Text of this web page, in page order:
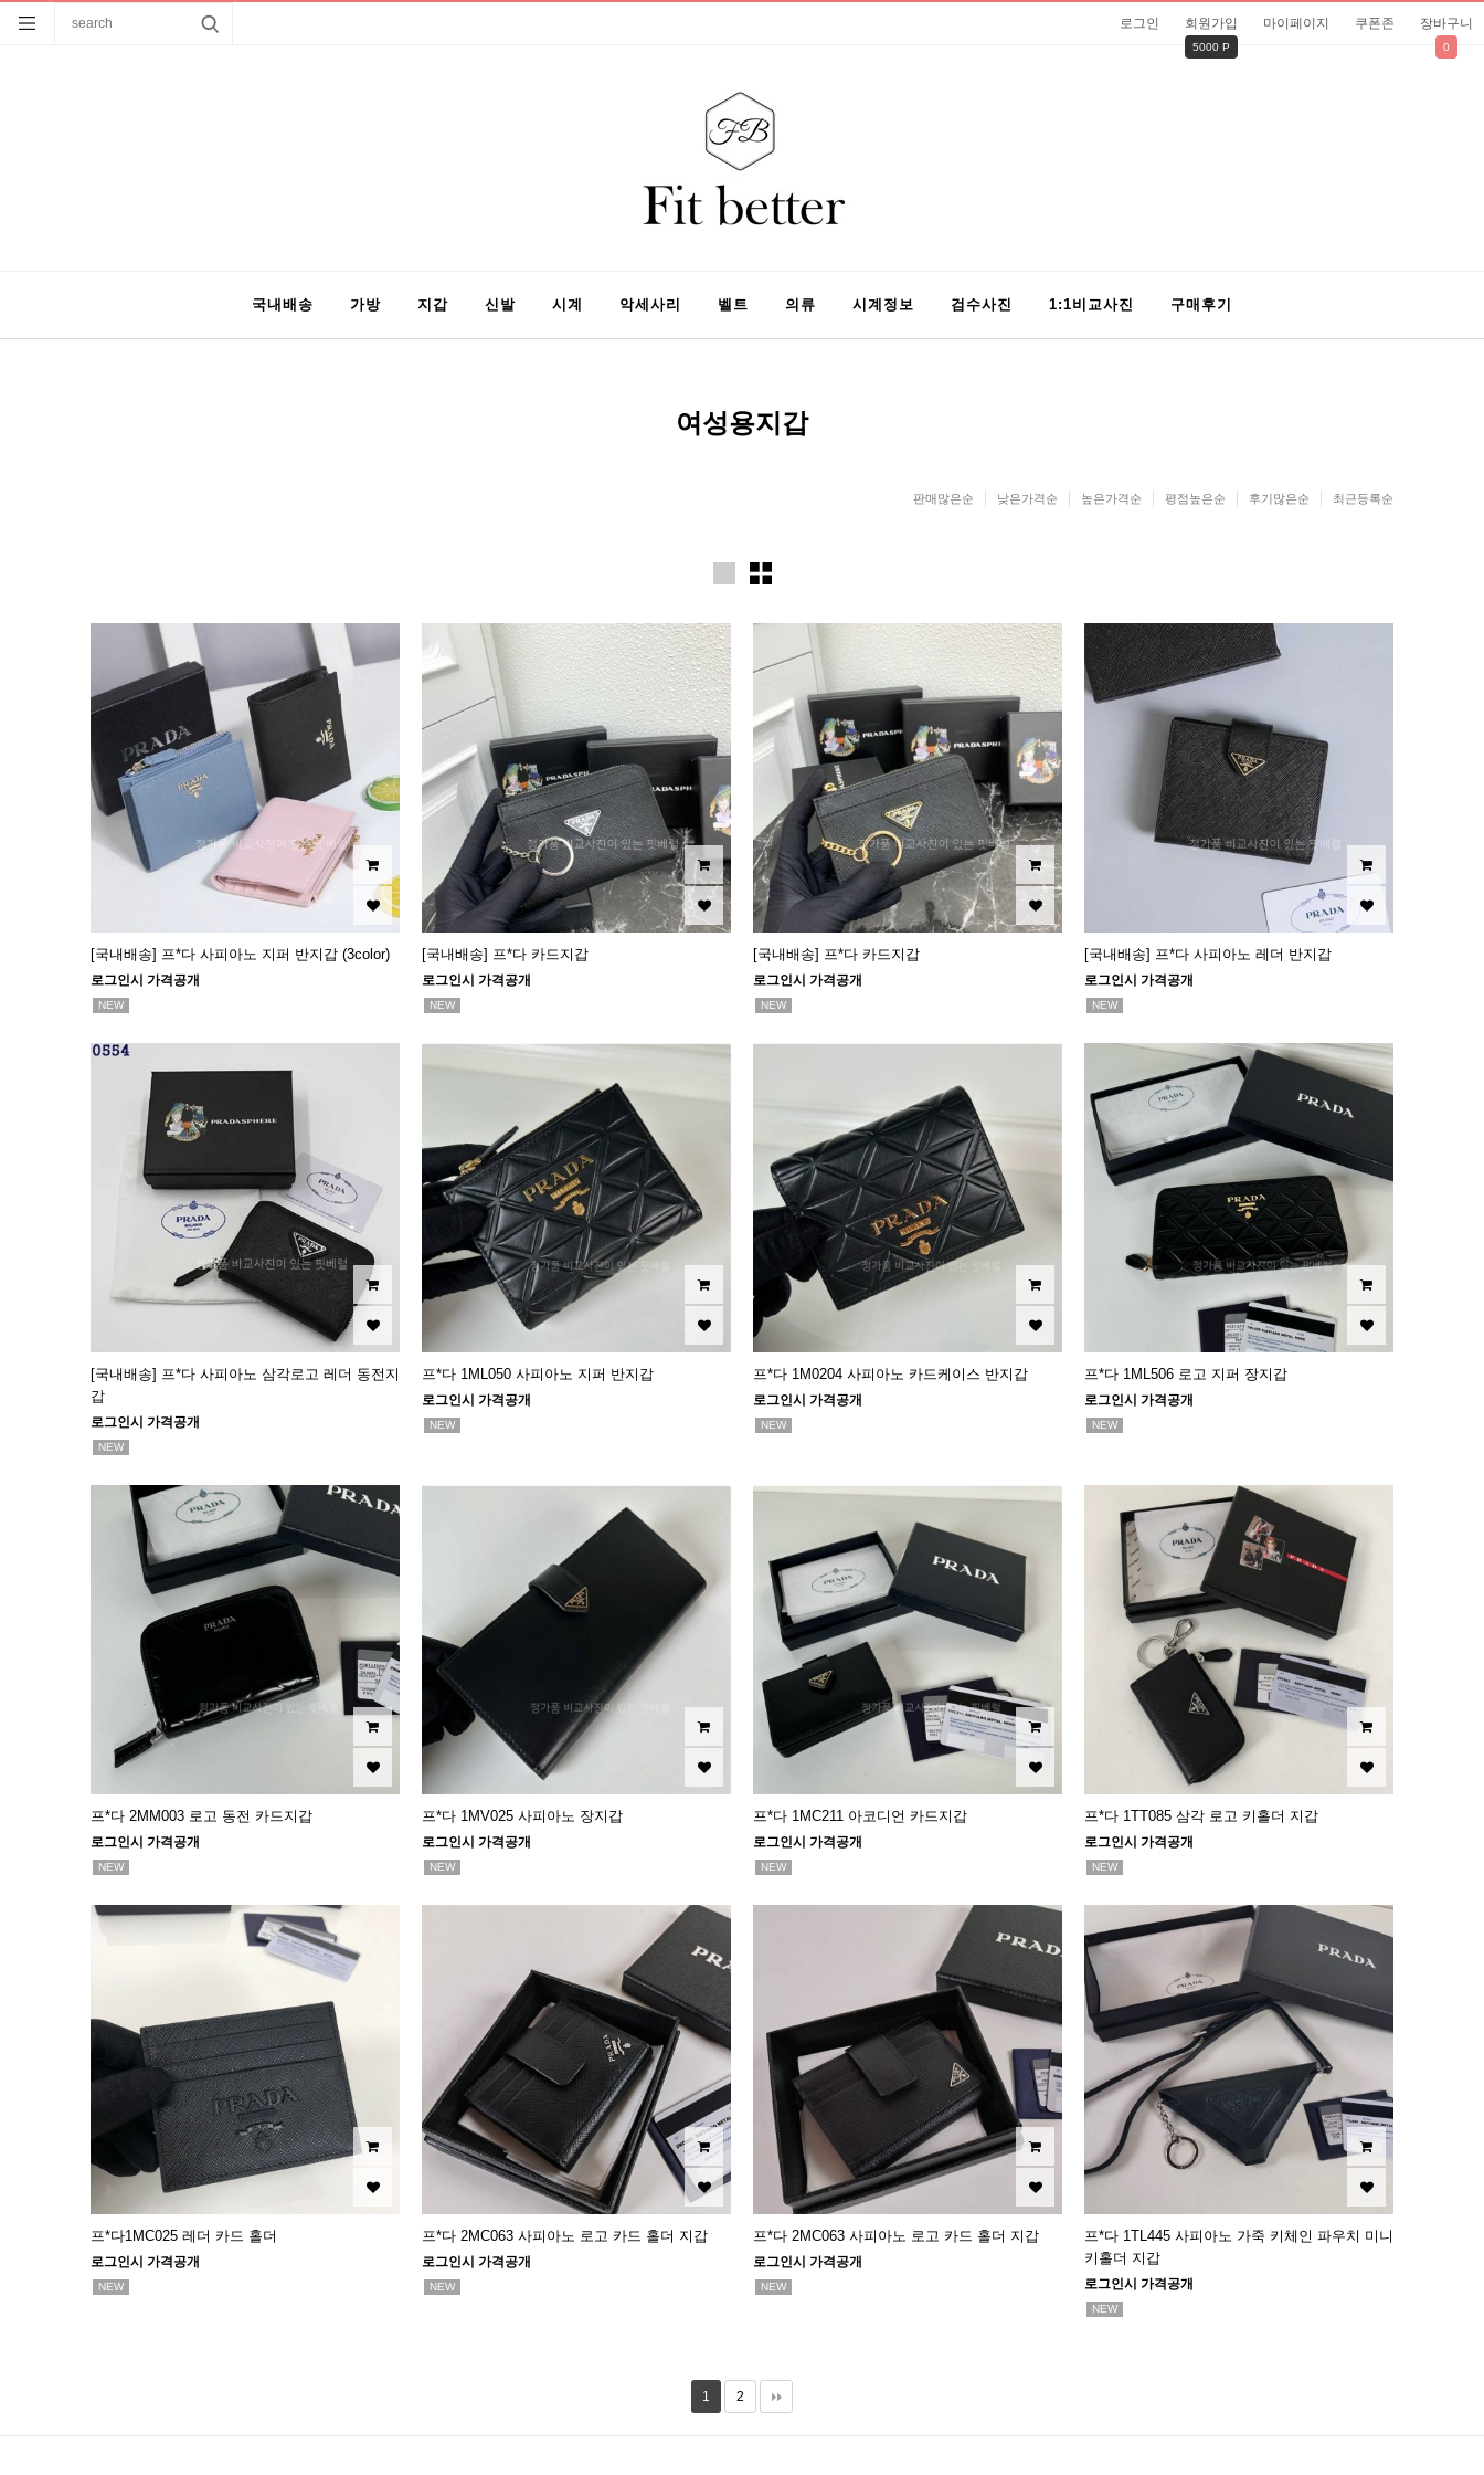
로그인 회원가입
5000 P
마이페이지 쿠폰존 장바구니
0
국내배송 가방 지갑 신발 시계 악세사리 벨트 의류 시계정보 검수사진 1:1비교사진 구매후기
여성용지갑
판매많은순 낮은가격순 높은가격순 평점높은순 후기많은순 최근등록순
[국내배송] 프*다 사피아노 지퍼 반지갑 (3color)
로그인시 가격공개
NEW
[국내배송] 프*다 카드지갑
로그인시 가격공개
NEW
[국내배송] 프*다 카드지갑
로그인시 가격공개
NEW
[국내배송] 프*다 사피아노 레더 반지갑
로그인시 가격공개
NEW
[국내배송] 프*다 사피아노 삼각로고 레더 동전지
갑
로그인시 가격공개
NEW
프*다 1ML050 사피아노 지퍼 반지갑
로그인시 가격공개
NEW
프*다 1M0204 사피아노 카드케이스 반지갑
로그인시 가격공개
NEW
프*다 1ML506 로고 지퍼 장지갑
로그인시 가격공개
NEW
프*다 2MM003 로고 동전 카드지갑
로그인시 가격공개
NEW
프*다 1MV025 사피아노 장지갑
로그인시 가격공개
NEW
프*다 1MC211 아코디언 카드지갑
로그인시 가격공개
NEW
프*다 1TT085 삼각 로고 키홀더 지갑
로그인시 가격공개
NEW
프*다1MC025 레더 카드 홀더
로그인시 가격공개
NEW
프*다 2MC063 사피아노 로고 카드 홀더 지갑
로그인시 가격공개
NEW
프*다 2MC063 사피아노 로고 카드 홀더 지갑
로그인시 가격공개
NEW
프*다 1TL445 사피아노 가죽 키체인 파우치 미니
키홀더 지갑
로그인시 가격공개
NEW
1 2